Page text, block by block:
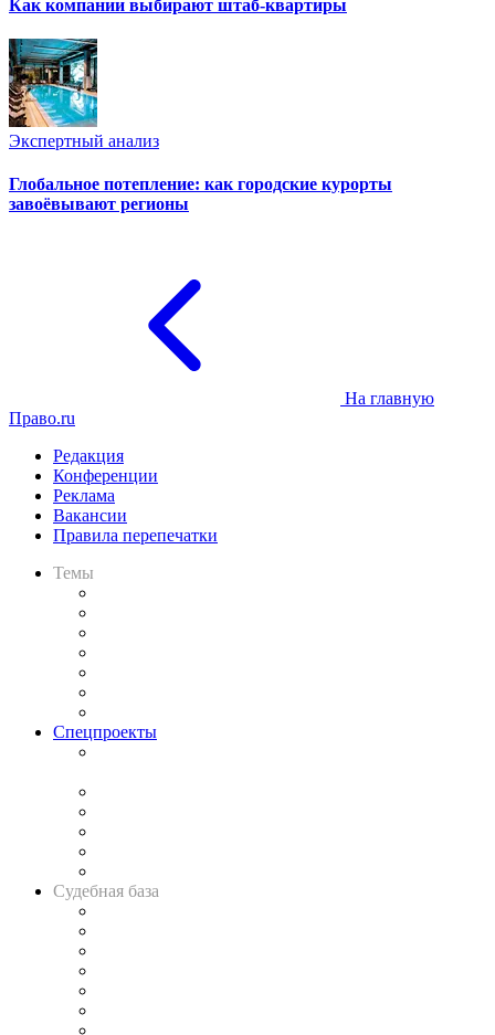
Как компании выбирают штаб-квартиры
Экспертный анализ
Глобальное потепление: как городские курорты
завоёвывают регионы
На главную
Право.ru
Редакция
Конференции
Реклама
Вакансии
Правила перепечатки
Темы
Спецпроекты
Судебная база